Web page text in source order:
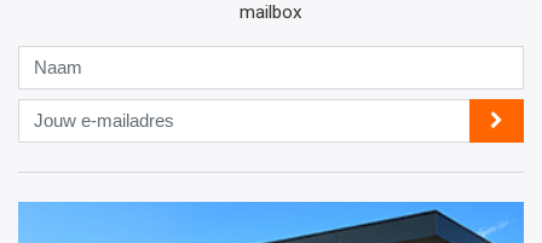
mailbox
Jouw
e-
mailadres